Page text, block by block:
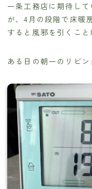
一条工務店に期待し
が、4月の段階で床暖
すると風邪を引くこ
ある日の朝一のリビン